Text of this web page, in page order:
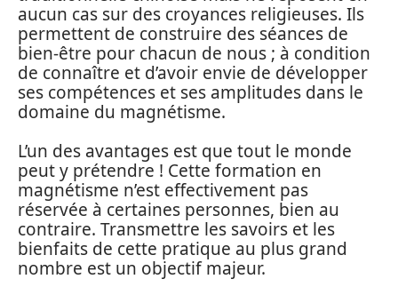
aucun cas sur des croyances religieuses. Ils
permettent de construire des séances de
bien-être pour chacun de nous ; à condition
de connaître et d’avoir envie de développer
ses compétences et ses amplitudes dans le
domaine du magnétisme.
L’un des avantages est que tout le monde
peut y prétendre ! Cette formation en
magnétisme n’est effectivement pas
réservée à certaines personnes, bien au
contraire. Transmettre les savoirs et les
bienfaits de cette pratique au plus grand
nombre est un objectif majeur.